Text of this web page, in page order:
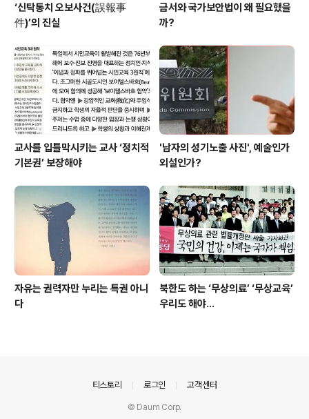
‘신탁통치 오보사건(誤報事
件)’의 진실
금서와 국가보안법이 왜 필요했을
까?
교사를 입틀막시키는 교사 ‘정치적
기본권’ 보장해야
'남자의 성기노출 사진', 예술인가
외설인가?
자유는 권력자만 누리는 특권 아니
다
북한도 하는 ‘무상의료’ ‘무상교육’
우리도 해야...
티스토리 로그인 고객센터
© Daum Corp.